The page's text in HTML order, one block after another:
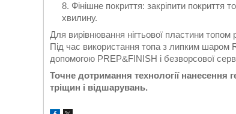
Фінішне покриття: закріпити
хвилину.
Для вирівнювання нігтьової пластини топом
Під час використання топа з липким шаром
допомогою PREP&FINISH і безворсової
Точне дотримання технології нанесення
тріщин і відшарувань.